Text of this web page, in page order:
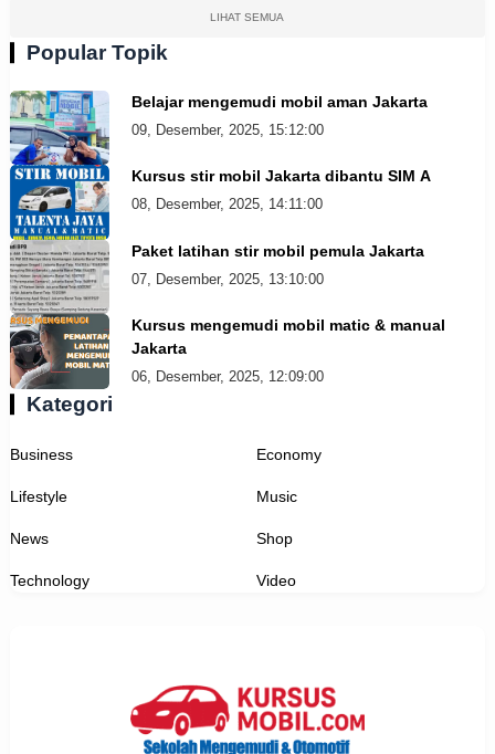
LIHAT SEMUA
Popular Topik
Belajar mengemudi mobil aman Jakarta
09, Desember, 2025, 15:12:00
Kursus stir mobil Jakarta dibantu SIM A
08, Desember, 2025, 14:11:00
Paket latihan stir mobil pemula Jakarta
07, Desember, 2025, 13:10:00
Kursus mengemudi mobil matic & manual
Jakarta
06, Desember, 2025, 12:09:00
Kategori
Business Economy
Lifestyle Music
News Shop
Technology Video